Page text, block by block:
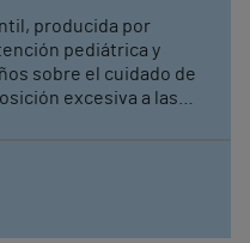
producida por
pediátrica y
sobre el cuidado de
premio Goya al
en 2020